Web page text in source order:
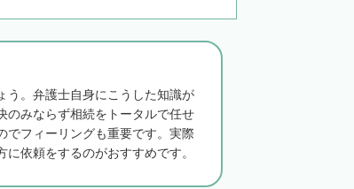
う。弁護士自身にこうした知識が
のみならず相続をトータルで任せ
でフィーリングも重要です。実際
依頼をするのがおすすめです。